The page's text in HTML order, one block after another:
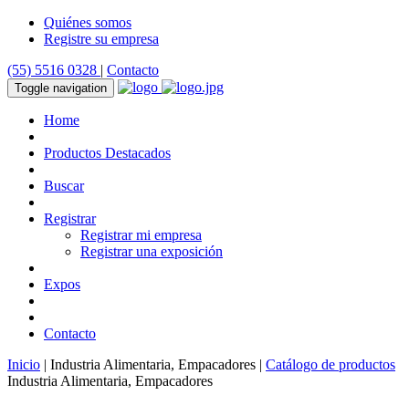
Quiénes somos
Registre su empresa
(55) 5516 0328 | Contacto
Toggle navigation
Home
Productos Destacados
Buscar
Registrar
Registrar mi empresa
Registrar una exposición
Expos
Contacto
Inicio | Industria Alimentaria, Empacadores | Catálogo de productos
Industria Alimentaria, Empacadores